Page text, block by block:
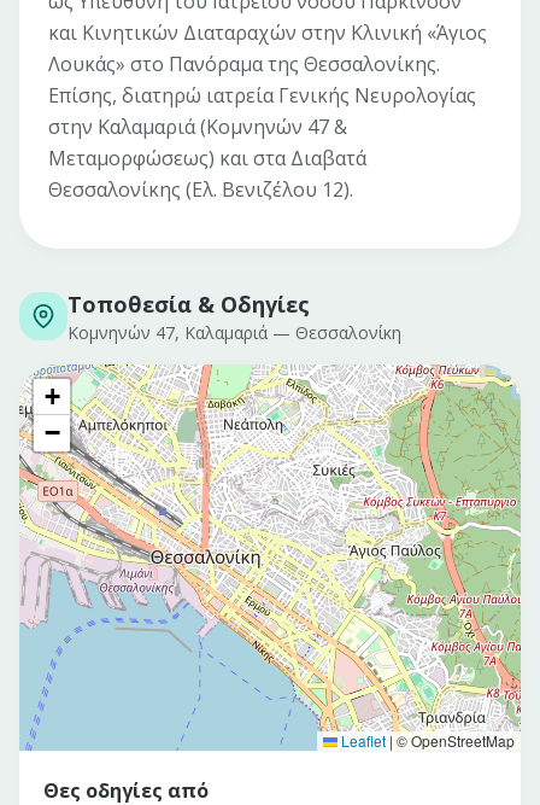
και Κινητικών Διαταραχών στην Κλινική «Άγιος
Λουκάς» στο Πανόραμα της Θεσσαλονίκης.
Επίσης, διατηρώ ιατρεία Γενικής Νευρολογίας
στην Καλαμαριά (Κομνηνών 47 &
Μεταμορφώσεως) και στα Διαβατά
Θεσσαλονίκης (Ελ. Βενιζέλου 12).
Τοποθεσία & Οδηγίες
Κομνηνών 47, Καλαμαριά — Θεσσαλονίκη
+
−
Leaflet |© OpenStreetMap
Θες οδηγίες από